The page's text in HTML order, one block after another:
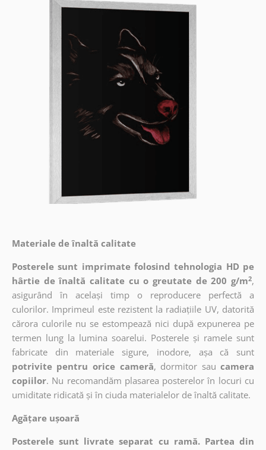
Materiale de înaltă calitate
Posterele sunt imprimate folosind tehnologia HD pe
hârtie de înaltă calitate cu o greutate de 200 g/m2,
asigurând în același timp o reproducere perfectă a
culorilor. Imprimeul este rezistent la radiațiile UV, datorită
cărora culorile nu se estompează nici după expunerea pe
termen lung la lumina soarelui. Posterele și ramele sunt
fabricate din materiale sigure, inodore, așa că sunt
potrivite pentru orice cameră, dormitor sau camera
copiilor. Nu recomandăm plasarea posterelor în locuri cu
umiditate ridicată și în ciuda materialelor de înaltă calitate.
Agățare ușoară
Posterele sunt livrate separat cu ramă. Partea din